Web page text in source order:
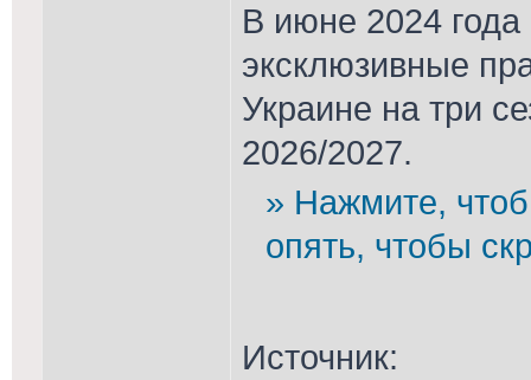
В июне 2024
эксклюзивные
Украине на три
2026/2027.
» Нажмите,
опять, чтобы
Источник: